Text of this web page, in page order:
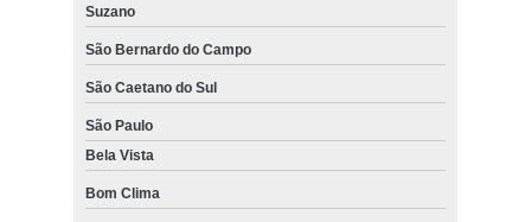
Suzano
São Bernardo do Campo
São Caetano do Sul
São Paulo
Bela Vista
Bom Clima